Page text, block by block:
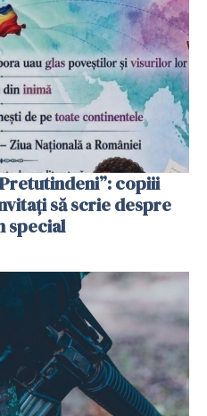
copiii
să scrie despre
special